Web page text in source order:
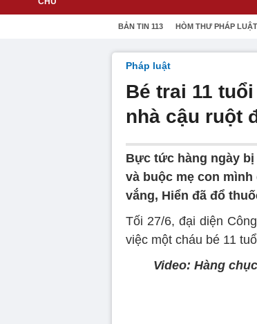
BẢN TIN 113 HÒM THƯ PHÁP LUẬT
Pháp luật
Bé trai 11
nhà cậu ruột
Bực tức hàng ngày
và buộc mẹ con
vắng, Hiển đã đổ
Tối 27/6, đại diện
việc một cháu bé 11
Video: Hàng